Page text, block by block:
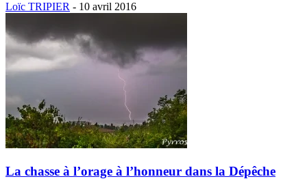
Loïc TRIPIER - 10 avril 2016
La chasse à l’orage à l’honneur dans la Dépêche